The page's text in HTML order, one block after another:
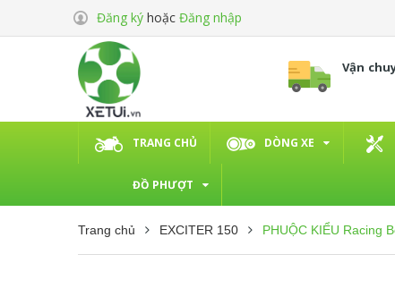
Đăng ký hoặc Đăng nhập
Vận
TRANG CHỦ DÒNG XE
ĐỒ PHƯỢT
Trang chủ EXCITER 150 PHUỘC KIỂU Racing